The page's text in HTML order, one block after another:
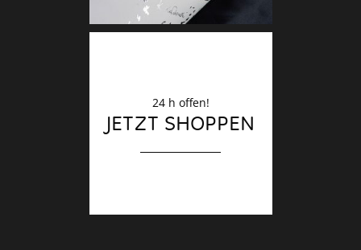
24 h offen!
JETZT SHOPPEN